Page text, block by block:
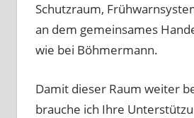
Schutzraum,
an dem gemeinsames
wie bei Böhmermann.
Damit dieser Raum weiter
brauche ich Ihre